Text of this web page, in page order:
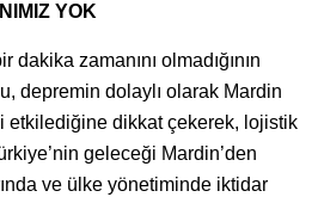
YOK
dakika zamanını olmadığının
depremin dolaylı olarak Mardin
etkilediğine dikkat çekerek, lojistik
geleceği Mardin’den
ve ülke yönetiminde iktidar